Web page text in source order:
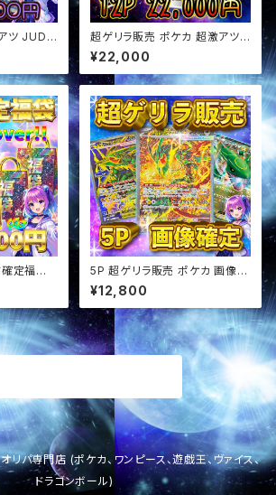
ツ JUDG
超ゲリラ販売 ポケカ 超激アツ
BOX&アド確定 オリパ
¥22,000
定福袋
5P 超ゲリラ販売 ポケカ 画像確
定 オリパ
¥12,800
パ専門店 (ポケカ、ワンピース、遊戯王、ヴァイス、
ドラゴンボール)